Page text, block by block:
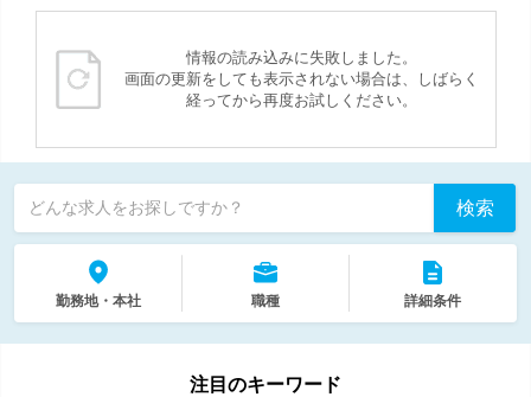
情報の読み込みに失敗しました。
画面の更新をしても表示されない場合は、しばらく
経ってから再度お試しください。
どんな求人をお探しですか？ 検索
勤務地・本社 職種 詳細条件
注目のキーワード